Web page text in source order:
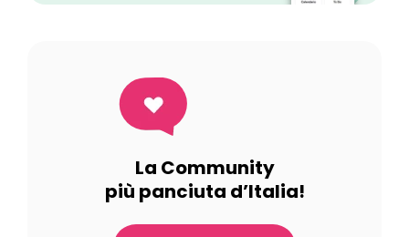
La Community
più panciuta d’Italia!